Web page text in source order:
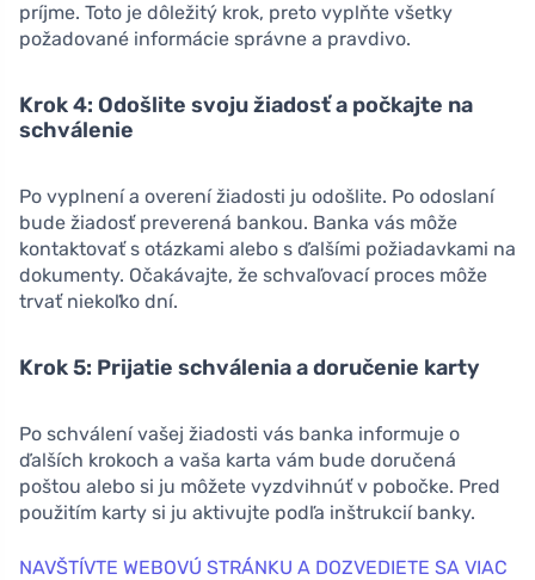
príjme. Toto je dôležitý krok, preto vyplňte všetky
požadované informácie správne a pravdivo.
Krok 4: Odošlite svoju žiadosť a počkajte na
schválenie
Po vyplnení a overení žiadosti ju odošlite. Po odoslaní
bude žiadosť preverená bankou. Banka vás môže
kontaktovať s otázkami alebo s ďalšími požiadavkami na
dokumenty. Očakávajte, že schvaľovací proces môže
trvať niekoľko dní.
Krok 5: Prijatie schválenia a doručenie karty
Po schválení vašej žiadosti vás banka informuje o
ďalších krokoch a vaša karta vám bude doručená
poštou alebo si ju môžete vyzdvihnúť v pobočke. Pred
použitím karty si ju aktivujte podľa inštrukcií banky.
NAVŠTÍVTE WEBOVÚ STRÁNKU A DOZVEDIETE SA VIAC